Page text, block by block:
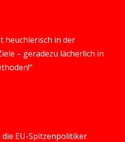
heuchlerisch in der
– geradezu lächerlich in
die EU-Spitzenpolitiker